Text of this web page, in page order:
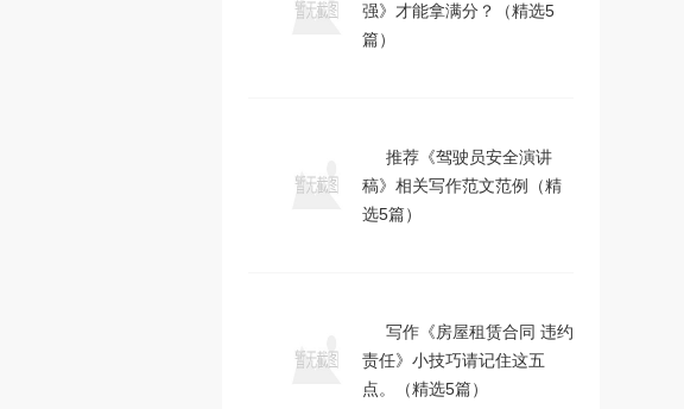
强》才能拿满分？（精选5
篇）
推荐《驾驶员安全演讲
稿》相关写作范文范例（精
选5篇）
写作《房屋租赁合同 违约
责任》小技巧请记住这五
点。（精选5篇）